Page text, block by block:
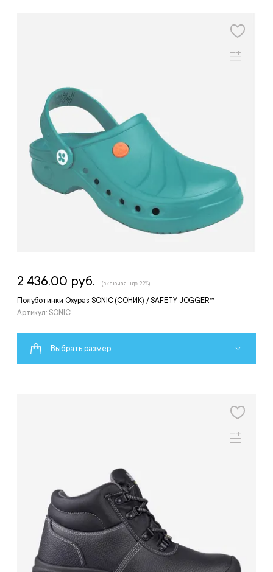
Полуботинки Oxypas SONIC (СОНИК) / SAFETY JOGGER™
Артикул: SONIC
2 436.00 руб. (включая ндс 22%)
Выбрать размер